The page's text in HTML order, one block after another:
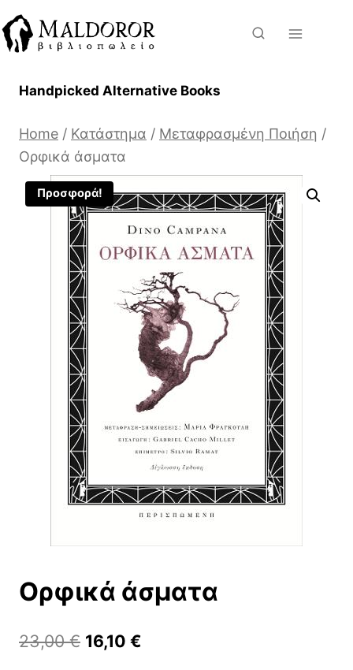
to
content
Handpicked Alternative Books
Home / Κατάστημα / Μεταφρασμένη Ποιήση /
Ορφικά άσματα
Προσφορά!
Ορφικά άσματα
23,00€ Original
16,10 €